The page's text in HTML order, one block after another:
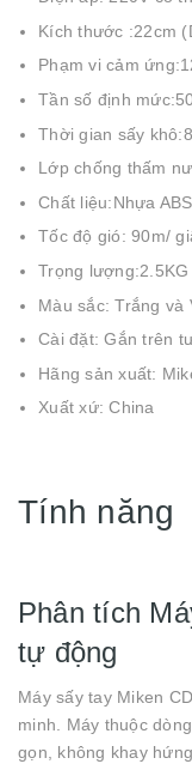
Kích thước :22cm
Phạm vi cảm
Tần số định
Thời gian sấy
Lớp chống thấm
Chất liệu:Nhựa ABS
Tốc độ gió: 90m/
Trọng lượng:2.5KG
Màu sắc: Trắng và
Cài đặt: Gắn trên
Hãng sản xuất:
Xuất xứ: China
Tính năng
Phân tích
tự động
Máy sấy tay Miken
minh. Máy thuộc
gọn, không khay